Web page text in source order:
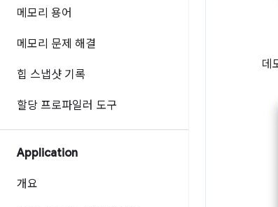
메모리 용어
메모리 문제 해결
힙 스냅샷 기록
할당 프로파일러 도구
Application
개요
데